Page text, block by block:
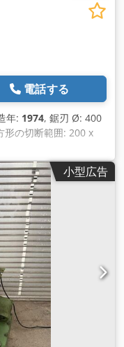
電話する
年: 1974, 鋸刃 Ø: 400
形の切断範囲: 200 x
mm 切断速度: 13,
動モーター: 380 V,
x 1680 mm 重量：
小型広告